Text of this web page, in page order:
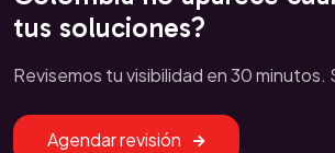
tus soluciones?
Revisemos tu visibilidad en 30 minutos.
Agendar revisión